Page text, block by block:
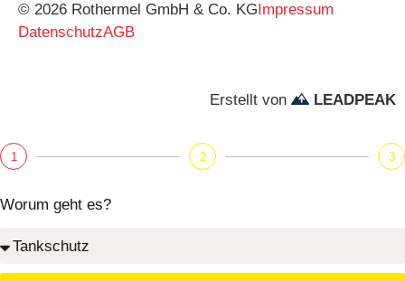
© 2026 Rothermel GmbH & Co. KG Impressum
DatenschutzAGB
Erstellt von LEADPEAK
1 2 3
Worum geht es?